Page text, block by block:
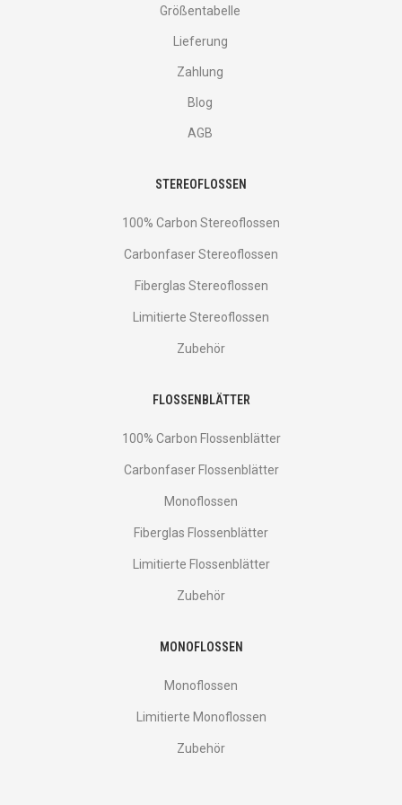
Größentabelle
Lieferung
Zahlung
Blog
AGB
STEREOFLOSSEN
100% Carbon Stereoflossen
Carbonfaser Stereoflossen
Fiberglas Stereoflossen
Limitierte Stereoflossen
Zubehör
FLOSSENBLÄTTER
100% Carbon Flossenblätter
Carbonfaser Flossenblätter
Monoflossen
Fiberglas Flossenblätter
Limitierte Flossenblätter
Zubehör
MONOFLOSSEN
Monoflossen
Limitierte Monoflossen
Zubehör